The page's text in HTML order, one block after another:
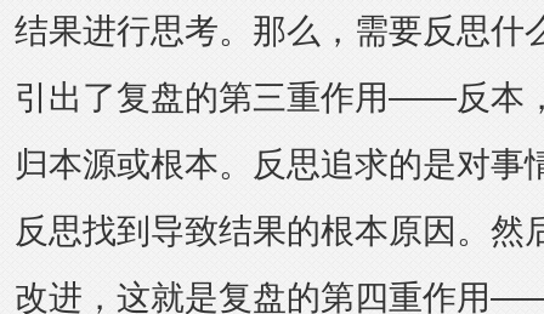
结果进行思考。那么，需要反思什
引出了复盘的第三重作用——反本
归本源或根本。反思追求的是对事
反思找到导致结果的根本原因。然
改进，这就是复盘的第四重作用